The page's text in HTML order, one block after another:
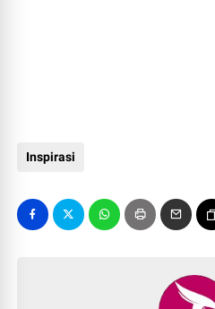
Inspirasi